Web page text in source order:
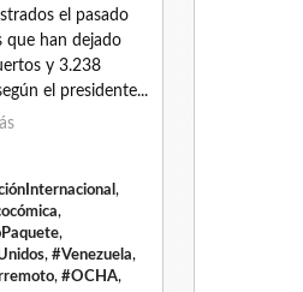
el pasado
que han dejado
y 3.238
el presidente...
,
,
,
, #Venezuela,
, #OCHA,